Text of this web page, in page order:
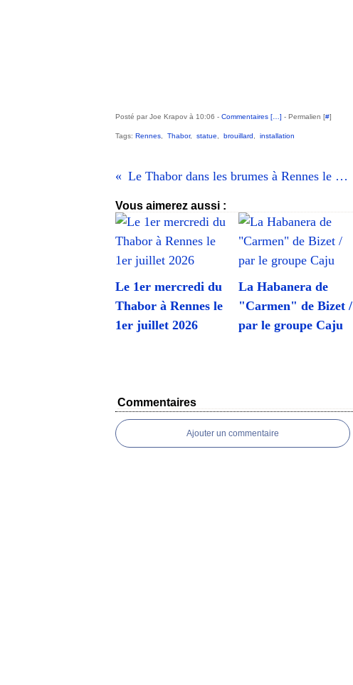
Posté par Joe Krapov à 10:06 - Commentaires [ ] - Permalien [#]
Tags: Rennes Thabor, statue brouillard installation
Le Thabor dans les brumes à Rennes le 30 octobre 2017 (4)
Vous aimerez aussi :
Le 1er mercredi du
Thabor à Rennes le
1er juillet 2026
La Habanera de
"Carmen" de Bizet /
par le groupe Caju
Commentaires
Ajouter un commentaire